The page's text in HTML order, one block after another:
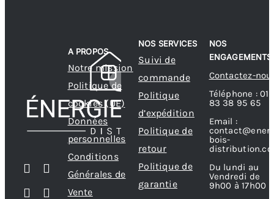
A PROPOS
Notre mission
Politique de
cookies (UE)
Données
personnelles
Conditions
Générales de
Vente
NOS SERVICES
Suivi de
commande
Politique
d’expédition
Politique de
retour
Politique de
garantie
NOS
ENGAGEMENTS
Contactez-
Téléphone : 01
83 38 95 65
Email :
bois-
Du lundi au
Vendredi de
9h00 à 17h00